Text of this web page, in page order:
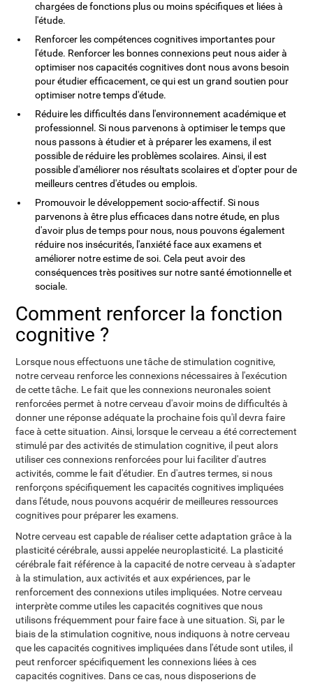
chargées de fonctions plus ou moins spécifiques et liées à
l'étude.
Renforcer les compétences cognitives importantes pour
l'étude. Renforcer les bonnes connexions peut nous aider à
optimiser nos capacités cognitives dont nous avons besoin
pour étudier efficacement, ce qui est un grand soutien pour
optimiser notre temps d'étude.
Réduire les difficultés dans l'environnement académique et
professionnel. Si nous parvenons à optimiser le temps que
nous passons à étudier et à préparer les examens, il est
possible de réduire les problèmes scolaires. Ainsi, il est
possible d'améliorer nos résultats scolaires et d'opter pour de
meilleurs centres d'études ou emplois.
Promouvoir le développement socio-affectif. Si nous
parvenons à être plus efficaces dans notre étude, en plus
d'avoir plus de temps pour nous, nous pouvons également
réduire nos insécurités, l'anxiété face aux examens et
améliorer notre estime de soi. Cela peut avoir des
conséquences très positives sur notre santé émotionnelle et
sociale.
Comment renforcer la fonction
cognitive ?
Lorsque nous effectuons une tâche de stimulation cognitive,
notre cerveau renforce les connexions nécessaires à l'exécution
de cette tâche. Le fait que les connexions neuronales soient
renforcées permet à notre cerveau d'avoir moins de difficultés à
donner une réponse adéquate la prochaine fois qu'il devra faire
face à cette situation. Ainsi, lorsque le cerveau a été correctement
stimulé par des activités de stimulation cognitive, il peut alors
utiliser ces connexions renforcées pour lui faciliter d'autres
activités, comme le fait d'étudier. En d'autres termes, si nous
renforçons spécifiquement les capacités cognitives impliquées
dans l'étude, nous pouvons acquérir de meilleures ressources
cognitives pour préparer les examens.
Notre cerveau est capable de réaliser cette adaptation grâce à la
plasticité cérébrale, aussi appelée neuroplasticité. La plasticité
cérébrale fait référence à la capacité de notre cerveau à s'adapter
à la stimulation, aux activités et aux expériences, par le
renforcement des connexions utiles impliquées. Notre cerveau
interprète comme utiles les capacités cognitives que nous
utilisons fréquemment pour faire face à une situation. Si, par le
biais de la stimulation cognitive, nous indiquons à notre cerveau
que les capacités cognitives impliquées dans l'étude sont utiles, il
peut renforcer spécifiquement les connexions liées à ces
capacités cognitives. Dans ce cas, nous disposerions de